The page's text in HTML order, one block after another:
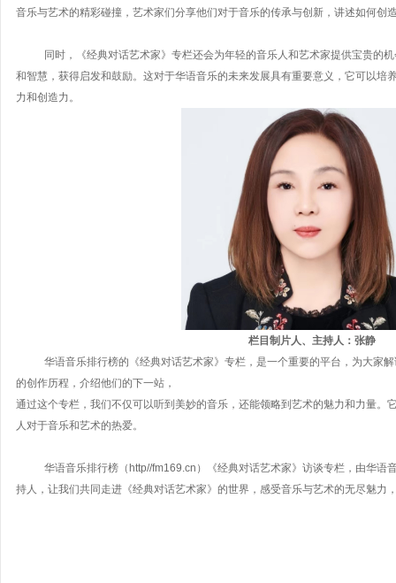
音乐与艺术的精彩碰撞，艺术家们分享他们对于音乐的传承与创新，讲述如何创
同时，《经典对话艺术家》专栏还会为年轻的音乐人和艺术家提供宝贵的
和智慧，获得启发和鼓励。这对于华语音乐的未来发展具有重要意义，它可以培
力和创造力。
栏目制片人、主持人：张静
华语音乐排行榜的《经典对话艺术家》专栏，是一个重要的平台，为大家
的创作历程，介绍他们的下一站，
通过这个专栏，我们不仅可以听到美妙的音乐，还能领略到艺术的魅力和力量。
人对于音乐和艺术的热爱。
华语音乐排行榜 （ http//fm169.cn）《经典对话艺术家》访谈专栏，由华语
持人，让我们共同走进《经典对话艺术家》的世界，感受音乐与艺术的无尽魅力